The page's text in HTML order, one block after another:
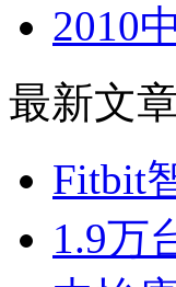
2010
最新文
Fitbit
1.9万